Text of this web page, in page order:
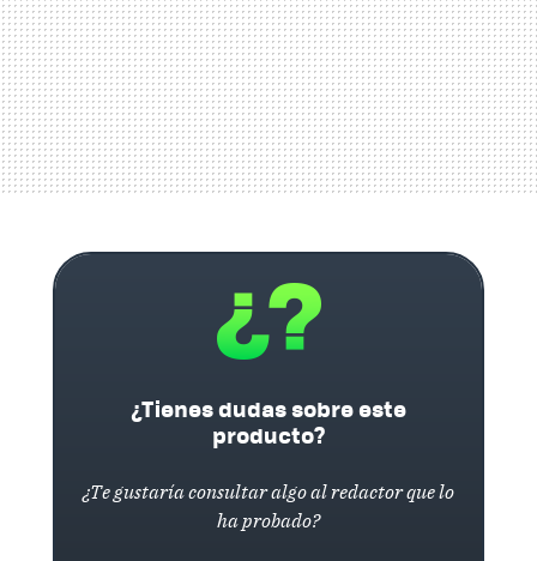
¿Tienes dudas sobre este
producto?
¿Te gustaría consultar algo al redactor que lo
ha probado?